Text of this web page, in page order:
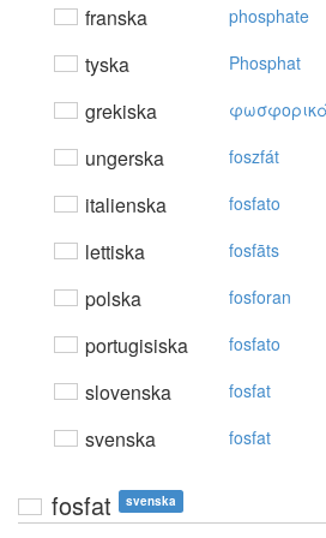
franska phosphate
tyska Phosphat
grekiska
ungerska foszfát
italienska fosfato
lettiska fosfāts
polska fosforan
portugisiska fosfato
slovenska fosfat
svenska fosfat
fosfat svenska